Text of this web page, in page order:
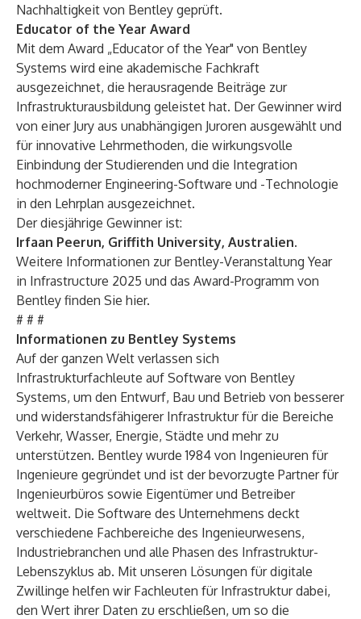
Nachhaltigkeit von Bentley geprüft.
Educator of the Year Award
Mit dem Award „Educator of the Year" von Bentley
Systems wird eine akademische Fachkraft
ausgezeichnet, die herausragende Beiträge zur
Infrastrukturausbildung geleistet hat. Der Gewinner wird
von einer Jury aus unabhängigen Juroren ausgewählt und
für innovative Lehrmethoden, die wirkungsvolle
Einbindung der Studierenden und die Integration
hochmoderner Engineering-Software und -Technologie
in den Lehrplan ausgezeichnet.
Der diesjährige Gewinner ist:
Irfaan Peerun, Griffith University, Australien.
Weitere Informationen zur Bentley-Veranstaltung Year
in Infrastructure 2025 und das Award-Programm von
Bentley finden Sie hier.
# # #
Informationen zu Bentley Systems
Auf der ganzen Welt verlassen sich
Infrastrukturfachleute auf Software von Bentley
Systems, um den Entwurf, Bau und Betrieb von besserer
und widerstandsfähigerer Infrastruktur für die Bereiche
Verkehr, Wasser, Energie, Städte und mehr zu
unterstützen. Bentley wurde 1984 von Ingenieuren für
Ingenieure gegründet und ist der bevorzugte Partner für
Ingenieurbüros sowie Eigentümer und Betreiber
weltweit. Die Software des Unternehmens deckt
verschiedene Fachbereiche des Ingenieurwesens,
Industriebranchen und alle Phasen des Infrastruktur-
Lebenszyklus ab. Mit unseren Lösungen für digitale
Zwillinge helfen wir Fachleuten für Infrastruktur dabei,
den Wert ihrer Daten zu erschließen, um so die